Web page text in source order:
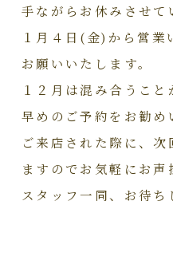
手ながらお休みさせて
１月４日(金)から営業
お願いいたします。
１２月は混み合うこ
早めのご予約をお勧め
ご来店された際に、
ますのでお気軽にお声
スタッフ一同、お待ち